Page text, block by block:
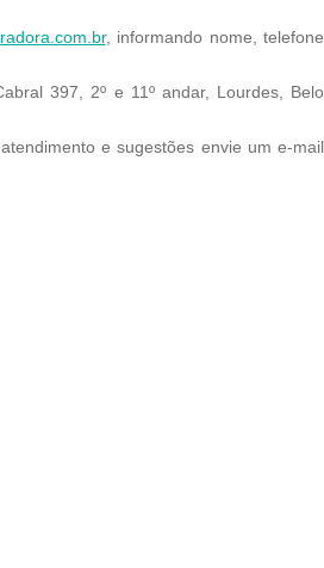
, informando nome, telefone
397, 2º e 11º andar, Lourdes, Belo
e sugestões envie um e-mail